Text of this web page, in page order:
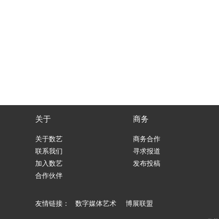
关于
关于数艺
联系我们
加入数艺
合作伙伴
商务
商务合作
寻求报道
发布投稿
友情链接： 数字媒体艺术 博展联盟